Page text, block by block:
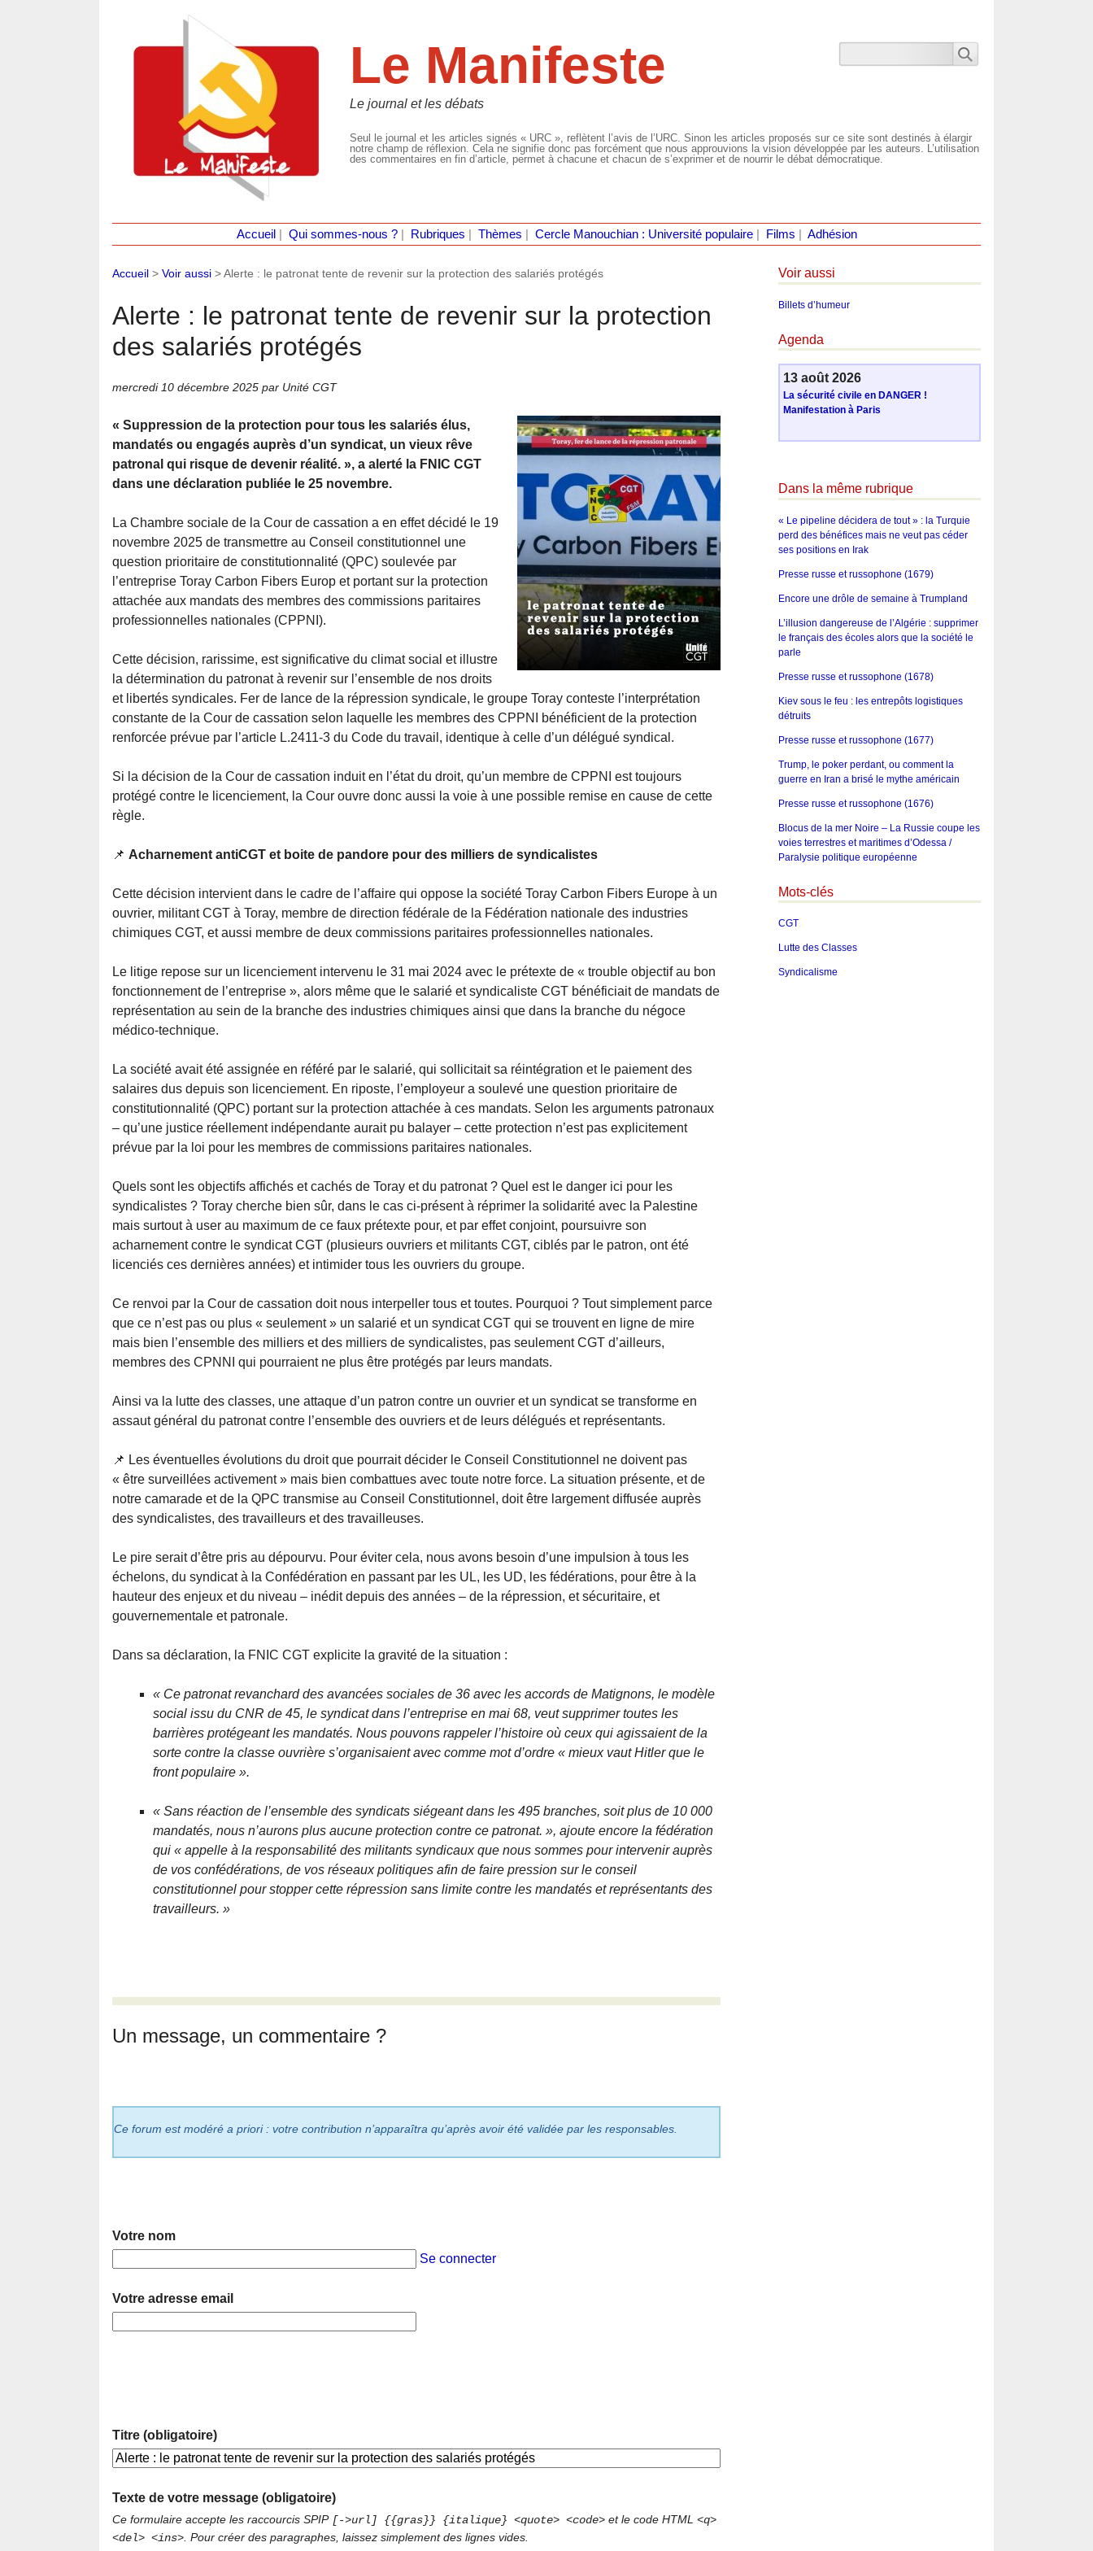
Le Manifeste
Le journal et les débats
Seul le journal et les articles signés « URC », reflètent l’avis de l’URC. Sinon les articles proposés sur ce site sont destinés à élargir
notre champ de réflexion. Cela ne signifie donc pas forcément que nous approuvions la vision développée par les auteurs. L’utilisation
des commentaires en fin d’article, permet à chacune et chacun de s’exprimer et de nourrir le débat démocratique.
Accueil Qui sommes-nous ?| Rubriques Thèmes Cercle Manouchian : Université populaire| Films Adhésion
Accueil > Voir aussi >Alerte : le patronat tente de revenir sur la protection des salariés protégés
Alerte : le patronat tente de revenir sur la protection
des salariés protégés
mercredi 10 décembre 2025 par Unité CGT
« Suppression de la protection pour tous les salariés élus,
mandatés ou engagés auprès d’un syndicat, un vieux rêve
patronal qui risque de devenir réalité. », a alerté la FNIC CGT
dans une déclaration publiée le 25 novembre.
La Chambre sociale de la Cour de cassation a en effet décidé le 19
novembre 2025 de transmettre au Conseil constitutionnel une
question prioritaire de constitutionnalité (QPC) soulevée par
l’entreprise Toray Carbon Fibers Europ et portant sur la protection
attachée aux mandats des membres des commissions paritaires
professionnelles nationales (CPPNI).
Cette décision, rarissime, est significative du climat social et illustre
la détermination du patronat à revenir sur l’ensemble de nos droits
et libertés syndicales. Fer de lance de la répression syndicale, le groupe Toray conteste l’interprétation
constante de la Cour de cassation selon laquelle les membres des CPPNI bénéficient de la protection
renforcée prévue par l’article L.2411-3 du Code du travail, identique à celle d’un délégué syndical.
Si la décision de la Cour de cassation induit en l’état du droit, qu’un membre de CPPNI est toujours
protégé contre le licenciement, la Cour ouvre donc aussi la voie à une possible remise en cause de cette
règle.
📌 Acharnement antiCGT et boite de pandore pour des milliers de syndicalistes
Cette décision intervient dans le cadre de l’affaire qui oppose la société Toray Carbon Fibers Europe à un
ouvrier, militant CGT à Toray, membre de direction fédérale de la Fédération nationale des industries
chimiques CGT, et aussi membre de deux commissions paritaires professionnelles nationales.
Le litige repose sur un licenciement intervenu le 31 mai 2024 avec le prétexte de « trouble objectif au bon
fonctionnement de l’entreprise », alors même que le salarié et syndicaliste CGT bénéficiait de mandats de
représentation au sein de la branche des industries chimiques ainsi que dans la branche du négoce
médico-technique.
La société avait été assignée en référé par le salarié, qui sollicitait sa réintégration et le paiement des
salaires dus depuis son licenciement. En riposte, l’employeur a soulevé une question prioritaire de
constitutionnalité (QPC) portant sur la protection attachée à ces mandats. Selon les arguments patronaux
– qu’une justice réellement indépendante aurait pu balayer – cette protection n’est pas explicitement
prévue par la loi pour les membres de commissions paritaires nationales.
Quels sont les objectifs affichés et cachés de Toray et du patronat ? Quel est le danger ici pour les
syndicalistes ? Toray cherche bien sûr, dans le cas ci-présent à réprimer la solidarité avec la Palestine
mais surtout à user au maximum de ce faux prétexte pour, et par effet conjoint, poursuivre son
acharnement contre le syndicat CGT (plusieurs ouvriers et militants CGT, ciblés par le patron, ont été
licenciés ces dernières années) et intimider tous les ouvriers du groupe.
Ce renvoi par la Cour de cassation doit nous interpeller tous et toutes. Pourquoi ? Tout simplement parce
que ce n’est pas ou plus « seulement » un salarié et un syndicat CGT qui se trouvent en ligne de mire
mais bien l’ensemble des milliers et des milliers de syndicalistes, pas seulement CGT d’ailleurs,
membres des CPNNI qui pourraient ne plus être protégés par leurs mandats.
Ainsi va la lutte des classes, une attaque d’un patron contre un ouvrier et un syndicat se transforme en
assaut général du patronat contre l’ensemble des ouvriers et de leurs délégués et représentants.
📌 Les éventuelles évolutions du droit que pourrait décider le Conseil Constitutionnel ne doivent pas
« être surveillées activement » mais bien combattues avec toute notre force. La situation présente, et de
notre camarade et de la QPC transmise au Conseil Constitutionnel, doit être largement diffusée auprès
des syndicalistes, des travailleurs et des travailleuses.
Le pire serait d’être pris au dépourvu. Pour éviter cela, nous avons besoin d’une impulsion à tous les
échelons, du syndicat à la Confédération en passant par les UL, les UD, les fédérations, pour être à la
hauteur des enjeux et du niveau – inédit depuis des années – de la répression, et sécuritaire, et
gouvernementale et patronale.
Dans sa déclaration, la FNIC CGT explicite la gravité de la situation :
« Ce patronat revanchard des avancées sociales de 36 avec les accords de Matignons, le modèle
social issu du CNR de 45, le syndicat dans l’entreprise en mai 68, veut supprimer toutes les
barrières protégeant les mandatés. Nous pouvons rappeler l’histoire où ceux qui agissaient de la
sorte contre la classe ouvrière s’organisaient avec comme mot d’ordre « mieux vaut Hitler que le
front populaire ».
« Sans réaction de l’ensemble des syndicats siégeant dans les 495 branches, soit plus de 10 000
mandatés, nous n’aurons plus aucune protection contre ce patronat. », ajoute encore la fédération
qui « appelle à la responsabilité des militants syndicaux que nous sommes pour intervenir auprès
de vos confédérations, de vos réseaux politiques afin de faire pression sur le conseil
constitutionnel pour stopper cette répression sans limite contre les mandatés et représentants des
travailleurs. »
Un message, un commentaire ?
Ce forum est modéré a priori : votre contribution n’apparaîtra qu’après avoir été validée par les responsables.
Votre nom
Se connecter
Votre adresse email
Titre (obligatoire)
Texte de votre message (obligatoire)
Ce formulaire accepte les raccourcis SPIP [->url] {{gras}} {italique} <quote> <code> et le code HTML <q>
<del> <ins> . Pour créer des paragraphes, laissez simplement des lignes vides.
Voir aussi
Billets d’humeur
Agenda
13 août 2026
La sécurité civile en DANGER !
Manifestation à Paris
Dans la même rubrique
« Le pipeline décidera de tout » : la Turquie
perd des bénéfices mais ne veut pas céder
ses positions en Irak
Presse russe et russophone (1679)
Encore une drôle de semaine à Trumpland
L’illusion dangereuse de l’Algérie : supprimer
le français des écoles alors que la société le
parle
Presse russe et russophone (1678)
Kiev sous le feu : les entrepôts logistiques
détruits
Presse russe et russophone (1677)
Trump, le poker perdant, ou comment la
guerre en Iran a brisé le mythe américain
Presse russe et russophone (1676)
Blocus de la mer Noire – La Russie coupe les
voies terrestres et maritimes d’Odessa /
Paralysie politique européenne
Mots-clés
CGT
Lutte des Classes
Syndicalisme